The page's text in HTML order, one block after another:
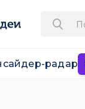
радар